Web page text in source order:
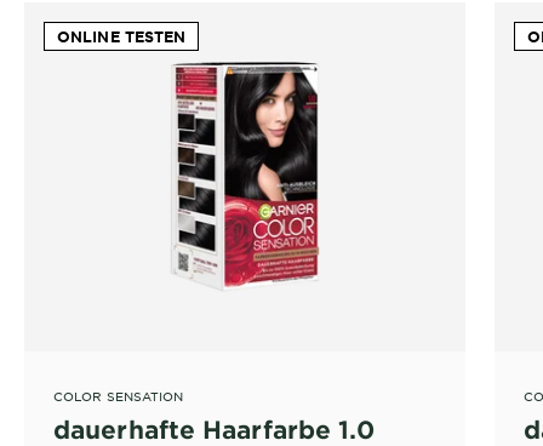
ONLINE TESTEN
COLOR SENSATION
dauerhafte Haarfarbe 1.0